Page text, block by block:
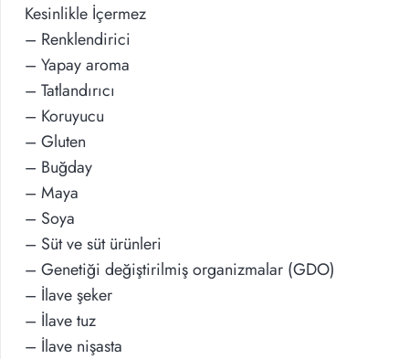
Kesinlikle İçermez
– Renklendirici
– Yapay aroma
– Tatlandırıcı
– Koruyucu
– Gluten
– Buğday
– Maya
– Soya
– Süt ve süt ürünleri
– Genetiği değiştirilmiş organizmalar (GDO)
– İlave şeker
– İlave tuz
– İlave nişasta